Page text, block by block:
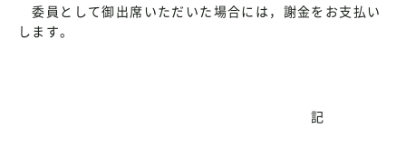
委員として御出席いただいた場合には，謝金をお支払い
します。
記